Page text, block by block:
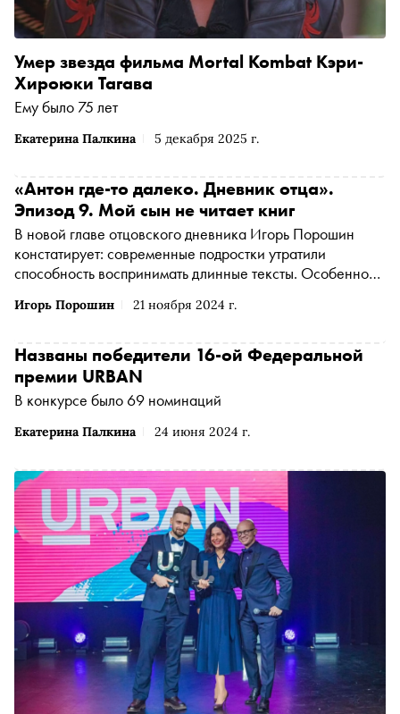
Екатерина Палкина 5 декабря 2025 г.
Умер звезда фильма Mortal Kombat Кэри-
Хироюки Тагава
Ему было 75 лет
Игорь Порошин 21 ноября 2024 г.
«Антон где-то далеко. Дневник отца».
Эпизод 9. Мой сын не читает книг
В новой главе отцовского дневника Игорь Порошин
констатирует: современные подростки утратили
способность воспринимать длинные тексты. Особенно
Надо ли это исправлять? Зависит от того, хотите ли вы,
Екатерина Палкина 24 июня 2024 г.
Названы победители 16-ой Федеральной
премии URBAN
В конкурсе было 69 номинаций